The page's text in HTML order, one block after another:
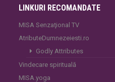
LINKURI RECOMANDATE
MISA Senzaţional TV
AtributeDumnezeiesti.ro
Godly Attributes
Vindecare spirituală
MISA.yoga